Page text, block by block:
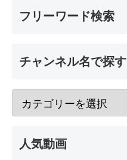
フリーワード検索
チャンネル名で探す
人気動画